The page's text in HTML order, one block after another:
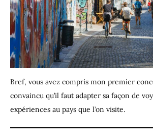
Bref, vous avez compris mon premier
convaincu qu’il faut adapter sa façon de
expériences au pays que l’on visite.